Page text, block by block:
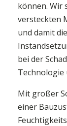
können. Wir
versteckten
und damit
bei der
Technologie
Mit großer
einer